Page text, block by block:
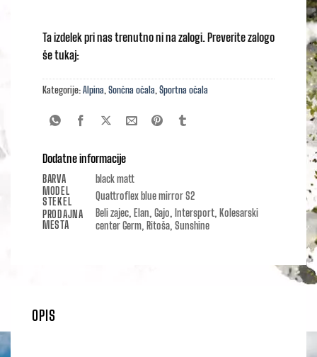
Ta izdelek pri nas trenutno ni na zalogi. Preverite zalogo
še tukaj:
Kategorije:Alpina Sončna očala Športna očala
Dodatne informacije
BARVA
black matt
MODEL
STEKEL
Quattroflex blue mirror S2
PRODAJNA
MESTA
Beli zajec, Elan, Gajo, Intersport, Kolesarski
center Germ, Ritoša, Sunshine
OPIS